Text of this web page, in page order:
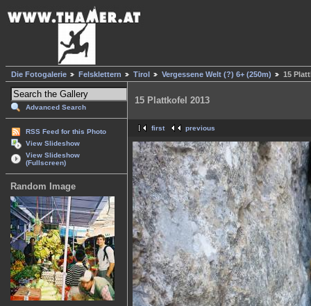
Die Fotogalerie Felsklettern Tirol Vergessene Welt (?) 6+ (250m) 15
Advanced Search
RSS Feed for this Photo
View Slideshow
View Slideshow
(Fullscreen)
Random Image
15 Plattkofel 2013
first previous